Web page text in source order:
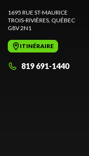
1695 RUE ST-MAURICE
TROIS-RIVIÈRES , QUÉBEC
G8V 2N1
ITINÉRAIRE
819 691-1440